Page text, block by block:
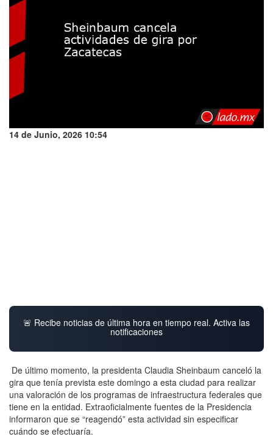
14 de Junio, 2026 10:54
🚨 Recibe noticias de última hora en tiempo real. Activa las
notificaciones
De último momento, la presidenta Claudia Sheinbaum canceló la
gira que tenía prevista este domingo a esta ciudad para realizar
una valoración de los programas de infraestructura federales que
tiene en la entidad. Extraoficialmente fuentes de la Presidencia
informaron que se “reagendó” esta actividad sin especificar
cuándo se efectuaría.